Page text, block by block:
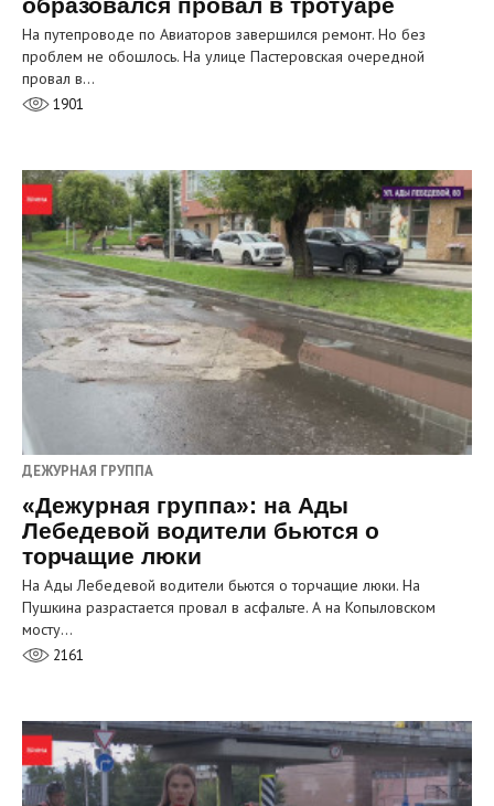
На путепроводе по Авиаторов завершился ремонт. Но без
проблем не обошлось. На улице Пастеровская очередной
провал в…
1901
ДЕЖУРНАЯ ГРУППА
«Дежурная группа»: на Ады
Лебедевой водители бьются о
торчащие люки
На Ады Лебедевой водители бьются о торчащие люки. На
Пушкина разрастается провал в асфальте. А на Копыловском
мосту…
2161